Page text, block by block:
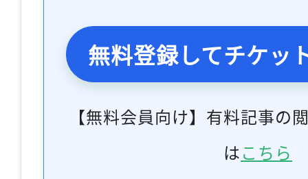
無料登録してチケッ
【無料会員向け】有料記事の
はこちら